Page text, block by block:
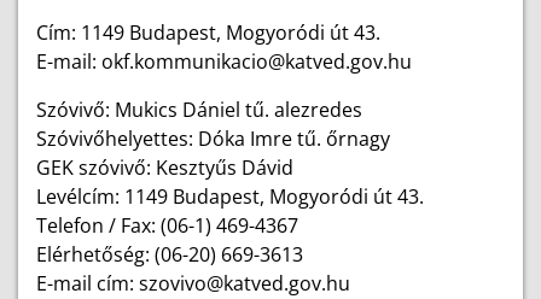
Cím: 1149 Budapest, Mogyoródi út 43.
E-mail: okf.kommunikacio@katved.gov.hu
Szóvivő: Mukics Dániel tű. alezredes
Szóvivőhelyettes: Dóka Imre tű. őrnagy
GEK szóvivő: Kesztyűs Dávid
Levélcím: 1149 Budapest, Mogyoródi út 43.
Telefon / Fax: (06-1) 469-4367
Elérhetőség: (06-20) 669-3613
E-mail cím: szovivo@katved.gov.hu